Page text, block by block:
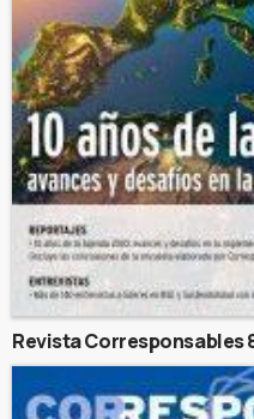
Revista Corresponsables